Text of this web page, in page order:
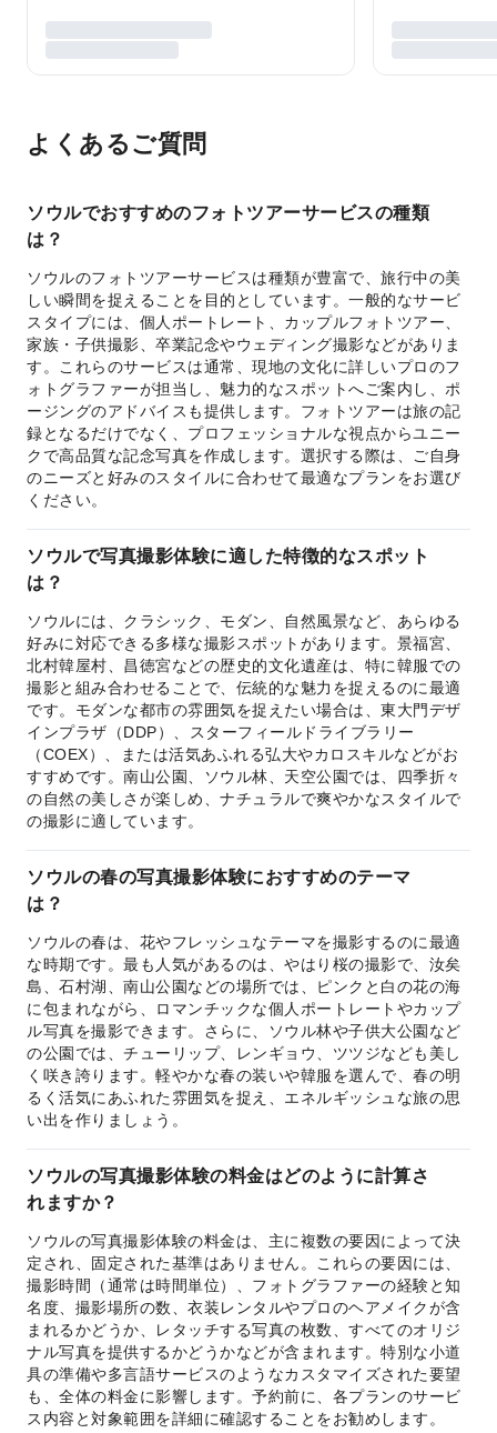
よくあるご質問
ソウルでおすすめのフォトツアーサービスの種類
は？
ソウルのフォトツアーサービスは種類が豊富で、旅行中の美
しい瞬間を捉えることを目的としています。一般的なサービ
スタイプには、個人ポートレート、カップルフォトツアー、
家族・子供撮影、卒業記念やウェディング撮影などがありま
す。これらのサービスは通常、現地の文化に詳しいプロのフ
ォトグラファーが担当し、魅力的なスポットへご案内し、ポ
ージングのアドバイスも提供します。フォトツアーは旅の記
録となるだけでなく、プロフェッショナルな視点からユニー
クで高品質な記念写真を作成します。選択する際は、ご自身
のニーズと好みのスタイルに合わせて最適なプランをお選び
ください。
ソウルで写真撮影体験に適した特徴的なスポット
は？
ソウルには、クラシック、モダン、自然風景など、あらゆる
好みに対応できる多様な撮影スポットがあります。景福宮、
北村韓屋村、昌徳宮などの歴史的文化遺産は、特に韓服での
撮影と組み合わせることで、伝統的な魅力を捉えるのに最適
です。モダンな都市の雰囲気を捉えたい場合は、東大門デザ
インプラザ（DDP）、スターフィールドライブラリー
（COEX）、または活気あふれる弘大やカロスキルなどがお
すすめです。南山公園、ソウル林、天空公園では、四季折々
の自然の美しさが楽しめ、ナチュラルで爽やかなスタイルで
の撮影に適しています。
ソウルの春の写真撮影体験におすすめのテーマ
は？
ソウルの春は、花やフレッシュなテーマを撮影するのに最適
な時期です。最も人気があるのは、やはり桜の撮影で、汝矣
島、石村湖、南山公園などの場所では、ピンクと白の花の海
に包まれながら、ロマンチックな個人ポートレートやカップ
ル写真を撮影できます。さらに、ソウル林や子供大公園など
の公園では、チューリップ、レンギョウ、ツツジなども美し
く咲き誇ります。軽やかな春の装いや韓服を選んで、春の明
るく活気にあふれた雰囲気を捉え、エネルギッシュな旅の思
い出を作りましょう。
ソウルの写真撮影体験の料金はどのように計算さ
れますか？
ソウルの写真撮影体験の料金は、主に複数の要因によって決
定され、固定された基準はありません。これらの要因には、
撮影時間（通常は時間単位）、フォトグラファーの経験と知
名度、撮影場所の数、衣装レンタルやプロのヘアメイクが含
まれるかどうか、レタッチする写真の枚数、すべてのオリジ
ナル写真を提供するかどうかなどが含まれます。特別な小道
具の準備や多言語サービスのようなカスタマイズされた要望
も、全体の料金に影響します。予約前に、各プランのサービ
ス内容と対象範囲を詳細に確認することをお勧めします。